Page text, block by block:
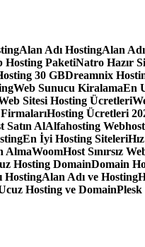
Alan Adı HostingAlan
Hosting PaketiNatro Hazır
30 GBDreamnix
Web Sunucu KiralamaEn
Sitesi Hosting Ücretleri
Hosting Ücretleri
Satın AlAlfahosting
En İyi Hosting Siteleri
AlmaWoomHost Sınırsız
Hosting DomainDomain
HostingAlan Adı ve Hosting
Hosting ve DomainPlesk